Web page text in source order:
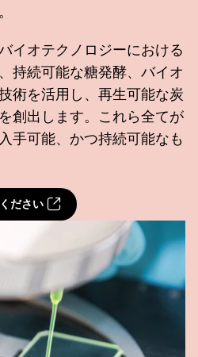
イオテクノロジーにおける
持続可能な糖発酵、バイオ
術を活用し、再生可能な炭
創出します。これら全てが
手可能、かつ持続可能なも
ださい